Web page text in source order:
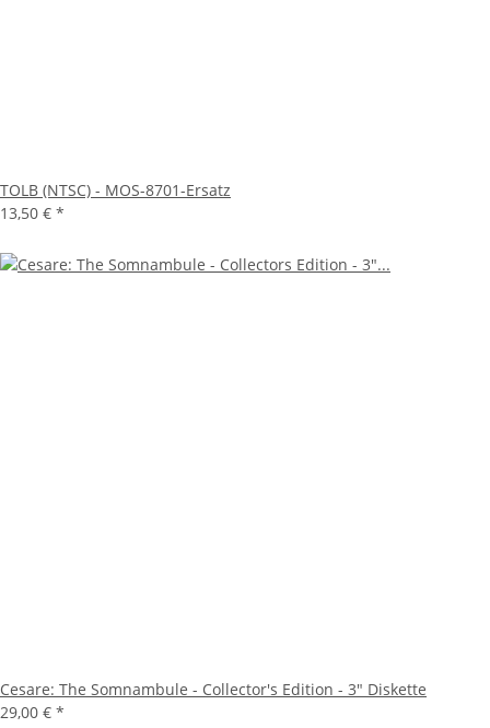
TOLB (NTSC) - MOS-8701-Ersatz
13,50 € *
Cesare: The Somnambule - Collector's Edition - 3" Diskette
29,00 € *